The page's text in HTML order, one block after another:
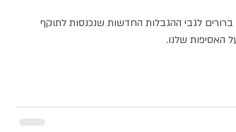
ברורים לגבי ההגבלות החדשות שנכנסות לתוקף
האסיפות שלנו.